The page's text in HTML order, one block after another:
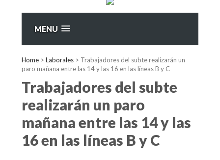
MENU
Home > Laborales > Trabajadores del subte realizarán un
paro mañana entre las 14 y las 16 en las líneas B y C
Trabajadores del subte
realizarán un paro
mañana entre las 14 y las
16 en las líneas B y C